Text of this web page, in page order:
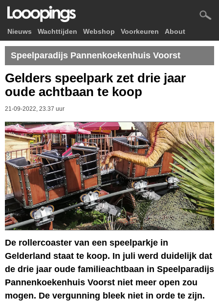
Nieuws Wachttijden Webshop Voorkeuren About
Speelparadijs Pannenkoekenhuis Voorst
Gelders speelpark zet drie jaar
oude achtbaan te koop
21-09-2022, 23.37 uur
De rollercoaster van een speelparkje in
Gelderland staat te koop. In juli werd duidelijk dat
de drie jaar oude familieachtbaan in Speelparadijs
Pannenkoekenhuis Voorst niet meer open zou
mogen. De vergunning bleek niet in orde te zijn.